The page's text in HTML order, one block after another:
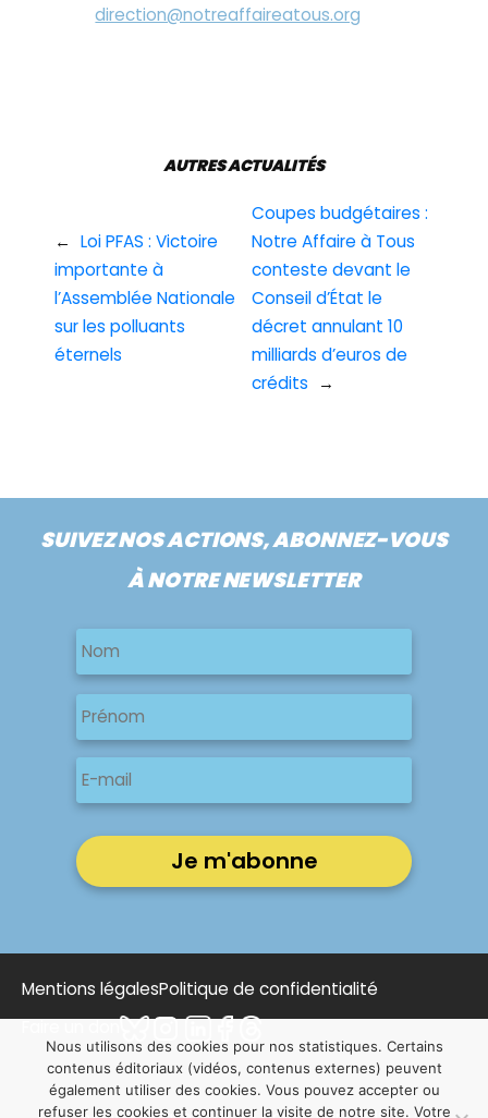
direction@notreaffaireatous.org
← Loi PFAS : Victoire
importante à
l’Assemblée Nationale
sur les polluants
éternels
AUTRES ACTUALITÉS
Coupes budgétaires :
Notre Affaire à Tous
conteste devant le
Conseil d’État le
décret annulant 10
milliards d’euros de
crédits
→
SUIVEZ NOS ACTIONS, ABONNEZ-VOUS
À NOTRE NEWSLETTER
Nom
Nom
Nom
Prénom
E-
mail
Mentions légalesPolitique de confidentialité
Faire un don
Nous utilisons des cookies pour nos statistiques. Certains
contenus éditoriaux (vidéos, contenus externes) peuvent
également utiliser des cookies. Vous pouvez accepter ou
refuser les cookies et continuer la visite de notre site. Votre